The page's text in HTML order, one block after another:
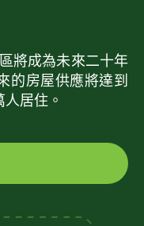
將成為未來二十年
的房屋供應將達到
居住。